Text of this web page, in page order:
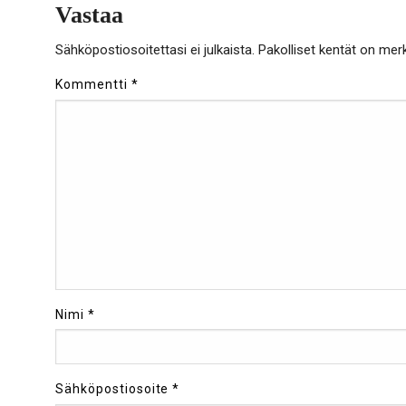
Vastaa
Sähköpostiosoitettasi ei julkaista. Pakolliset kentät on
Kommentti *
Nimi *
Sähköpostiosoite*